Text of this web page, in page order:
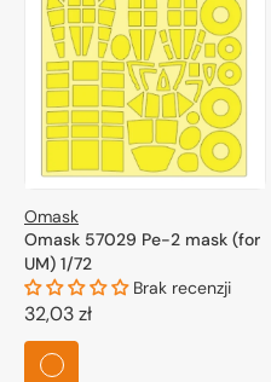
Omask
Omask 57029 Pe-2 mask (for
UM) 1/72
Brak recenzji
Cena
regularna
32,03 zł